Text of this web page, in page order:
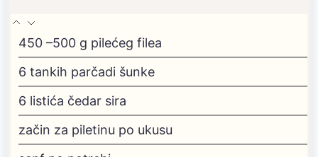
450 –500 g pilećeg filea
6 tankih parčadi šunke
6 listića čedar sira
začin za piletinu po ukusu